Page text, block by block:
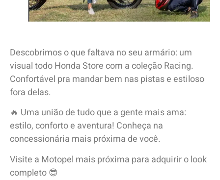
Descobrimos o que faltava no seu armário: um
visual todo Honda Store com a coleção Racing.
Confortável pra mandar bem nas pistas e estiloso
fora delas.
🔥 Uma união de tudo que a gente mais ama:
estilo, conforto e aventura! Conheça na
concessionária mais próxima de você.
Visite a Motopel mais próxima para adquirir o look
completo 😎